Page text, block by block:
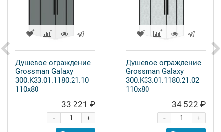
Душевое ограждение
Grossman Galaxy
300.K33.01.1180.21.10
110x80
33 221 ₽
+
-
Душевое ограждение
Grossman Galaxy
300.K33.01.1180.21.02
110x80
34 522 ₽
+
-